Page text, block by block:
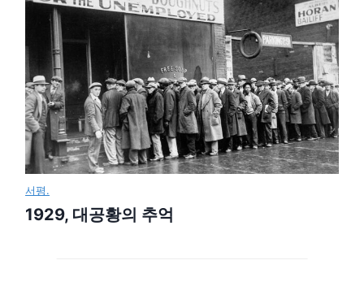
서평.
1929, 대공황의 추억